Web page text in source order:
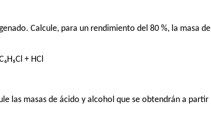
Calcule, para un rendimiento del 80 %, la masa de
+ HCl
las masas de ácido y alcohol que se obtendrán a partir